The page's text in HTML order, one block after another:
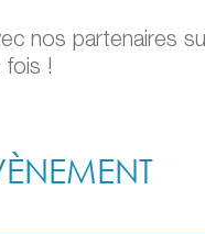
nos partenaires
fois !